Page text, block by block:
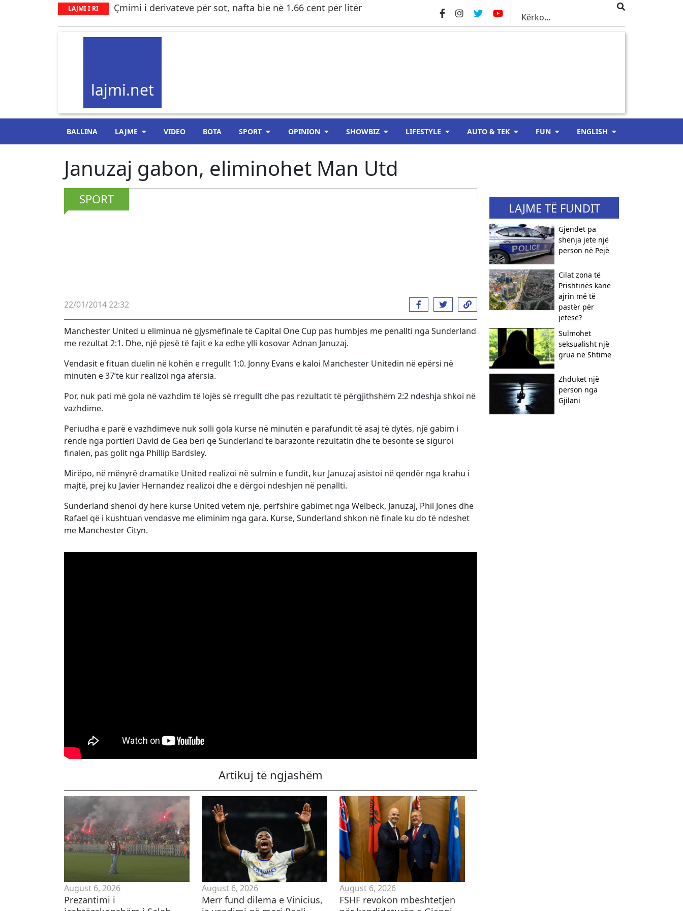
LAJMI I RI Çmimi i derivateve për sot, nafta bie në 1.66 cent për litër
lajmi.net
BALLINA LAJME VIDEO BOTA SPORT OPINION SHOWBIZ LIFESTYLE AUTO & TEK FUN ENGLISH
Januzaj gabon, eliminohet Man Utd
SPORT
22/01/2014 22:32
Manchester United u eliminua në gjysmëfinale të Capital One Cup pas humbjes me penallti nga Sunderland
me rezultat 2:1. Dhe, një pjesë të fajit e ka edhe ylli kosovar Adnan Januzaj.
Vendasit e fituan duelin në kohën e rregullt 1:0. Jonny Evans e kaloi Manchester Unitedin në epërsi në
minutën e 37’të kur realizoi nga afërsia.
Por, nuk pati më gola në vazhdim të lojës së rregullt dhe pas rezultatit të përgjithshëm 2:2 ndeshja shkoi në
vazhdime.
Periudha e parë e vazhdimeve nuk solli gola kurse në minutën e parafundit të asaj të dytës, një gabim i
rëndë nga portieri David de Gea bëri që Sunderland të barazonte rezultatin dhe të besonte se siguroi
finalen, pas golit nga Phillip Bardsley.
Mirëpo, në mënyrë dramatike United realizoi në sulmin e fundit, kur Januzaj asistoi në qendër nga krahu i
majtë, prej ku Javier Hernandez realizoi dhe e dërgoi ndeshjen në penallti.
Sunderland shënoi dy herë kurse United vetëm një, përfshirë gabimet nga Welbeck, Januzaj, Phil Jones dhe
Rafael që i kushtuan vendasve me eliminim nga gara. Kurse, Sunderland shkon në finale ku do të ndeshet
me Manchester Cityn.
Artikuj të ngjashëm
August 6, 2026
Prezantimi i
August 6, 2026
Merr fund dilema e Vinicius,
August 6, 2026
FSHF revokon mbështetjen
LAJME TË FUNDIT
Gjendet pa
shenja jete një
person në Pejë
Cilat zona të
Prishtinës kanë
ajrin më të
pastër për
jetesë?
Sulmohet
seksualisht një
grua në Shtime
Zhduket një
person nga
Gjilani